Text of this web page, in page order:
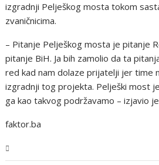
izgradnji Pelješkog mosta tokom
zvaničnicima.
– Pitanje Pelješkog mosta je pitanje
pitanje BiH. Ja bih zamolio da ta
red kad nam dolaze prijatelji jer time
izgradnji tog projekta. Pelješki most
ga kao takvog podržavamo – izjavio je
faktor.ba